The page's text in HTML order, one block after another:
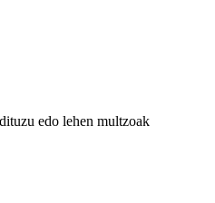
edo lehen multzoak